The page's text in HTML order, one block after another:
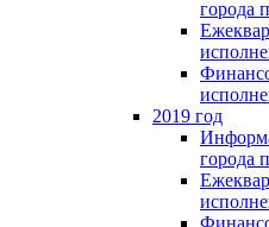
города
2019 год
города